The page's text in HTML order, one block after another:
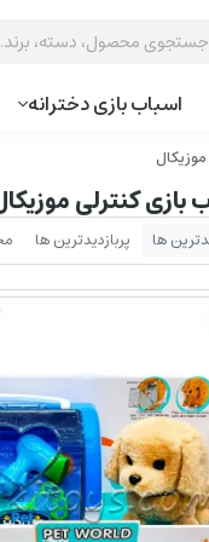
اسباب بازی دخترانه
بازی کنترلی
ها پربازدیدترین ها